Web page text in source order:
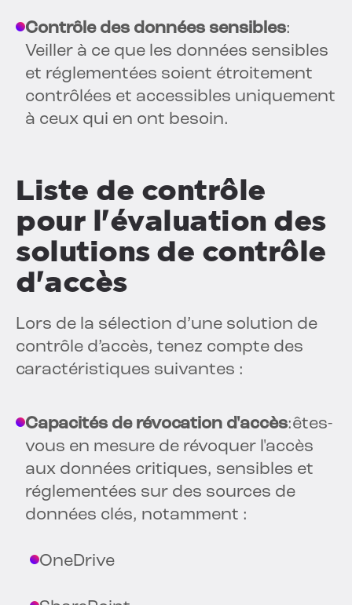
Contrôle des données sensibles:
Veiller à ce que les données sensibles
et réglementées soient étroitement
contrôlées et accessibles uniquement
à ceux qui en ont besoin.
Liste de contrôle
pour l'évaluation des
solutions de contrôle
d'accès
Lors de la sélection d’une solution de
contrôle d’accès, tenez compte des
caractéristiques suivantes :
Capacités de révocation d'accès:êtes-
vous en mesure de révoquer l'accès
aux données critiques, sensibles et
réglementées sur des sources de
données clés, notamment :
OneDrive